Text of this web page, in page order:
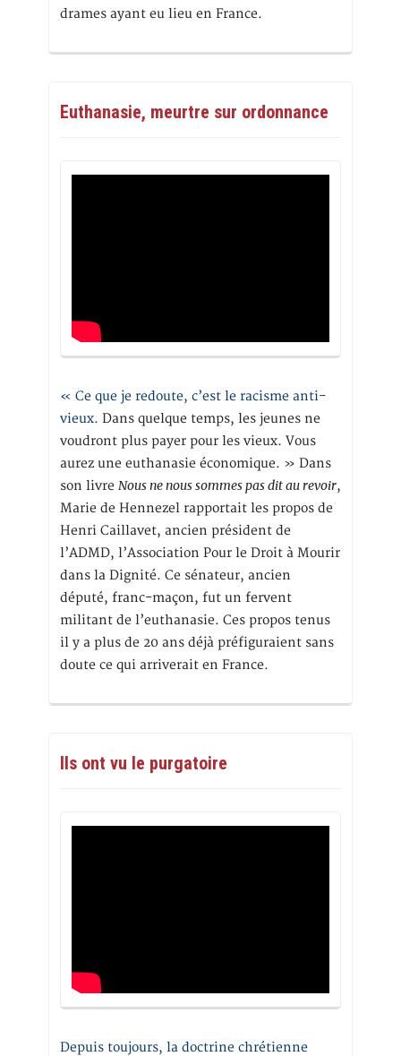
drames ayant eu lieu en France.
Euthanasie, meurtre sur ordonnance
« Ce que je redoute, c’est le racisme anti-
vieux. Dans quelque temps, les jeunes ne
voudront plus payer pour les vieux. Vous
aurez une euthanasie économique. » Dans
son livre Nous ne nous sommes pas dit au revoir,
Marie de Hennezel rapportait les propos de
Henri Caillavet, ancien président de
l’ADMD, l’Association Pour le Droit à Mourir
dans la Dignité. Ce sénateur, ancien
député, franc-maçon, fut un fervent
militant de l’euthanasie. Ces propos tenus
il y a plus de 20 ans déjà préfiguraient sans
doute ce qui arriverait en France.
Ils ont vu le purgatoire
Depuis toujours, la doctrine chrétienne